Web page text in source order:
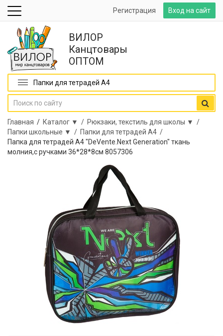
Вход на сайт
Регистрация
ВИЛОР
Канцтовары
ОПТОМ
Папки для тетрадей А4
Главная / Каталог ▼ / Рюкзаки, текстиль для школы ▼ /
Папки школьные ▼ / Папки для тетрадей А4 /
Папка для тетрадей А4 "DeVente.Next Generation" ткань
молния,с ручками 36*28*8см 8057306